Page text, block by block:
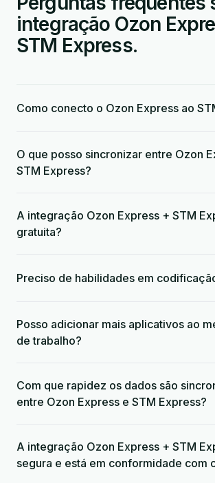
integração Ozon
STM Express.
Como conecto o Ozon Express ao
O que posso sincronizar entre Ozon
STM Express?
A integração Ozon Express + STM
gratuita?
Preciso de habilidades em
Posso adicionar mais aplicativos ao
de trabalho?
Com que rapidez os dados são
entre Ozon Express e STM Express?
A integração Ozon Express + STM
segura e está em conformidade com